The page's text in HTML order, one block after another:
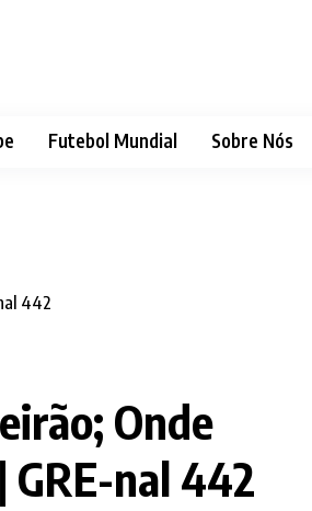
Futebol Mundial Sobre Nós
Onde
GRE-nal 442